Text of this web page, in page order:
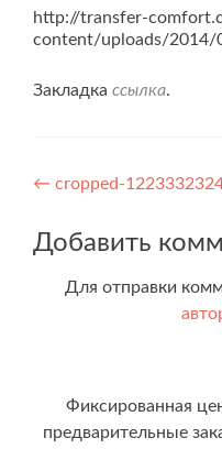
http://transfer-
content/uploads/2014/
Закладка ссылка.
Навигация
по
записям
← cropped-
Добавить
Для отправки
Фиксированная
предварительные